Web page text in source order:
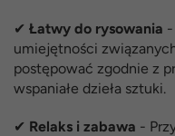
✔ Łatwy do rysowania
umiejętności
postępować zgodnie z
wspaniałe dzieła sztuki.
✔ Relaks i zabawa -